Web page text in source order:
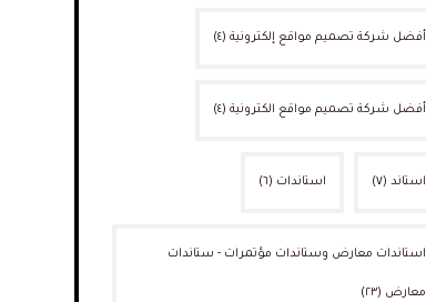
أفضل شركة تصميم مواقع إلكترونية(٤)
أفضل شركة تصميم مواقع الكترونية(٤)
استاند(٧) استاندات (٦)
استاندات معارض وستاندات مؤتمرات - ستاندات
معارض (٢٣)